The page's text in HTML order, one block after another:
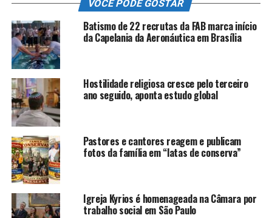
VOCÊ PODE GOSTAR
Batismo de 22 recrutas da FAB marca início
da Capelania da Aeronáutica em Brasília
Hostilidade religiosa cresce pelo terceiro
ano seguido, aponta estudo global
Pastores e cantores reagem e publicam
fotos da família em “latas de conserva”
Igreja Kyrios é homenageada na Câmara por
trabalho social em São Paulo